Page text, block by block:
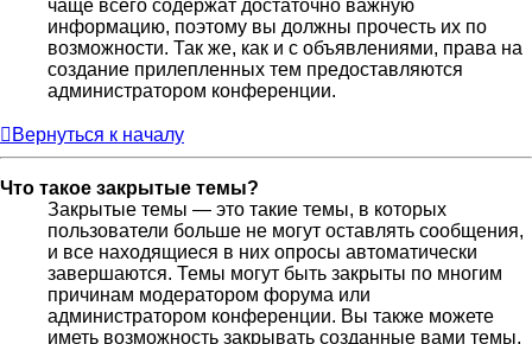
чаще всего содержат достаточно важную
информацию, поэтому вы должны прочесть их по
возможности. Так же, как и с объявлениями, права на
создание прилепленных тем предоставляются
администратором конференции.
Вернуться к началу
Что такое закрытые темы?
Закрытые темы — это такие темы, в которых
пользователи больше не могут оставлять сообщения,
и все находящиеся в них опросы автоматически
завершаются. Темы могут быть закрыты по многим
причинам модератором форума или
администратором конференции. Вы также можете
иметь возможность закрывать созданные вами темы,